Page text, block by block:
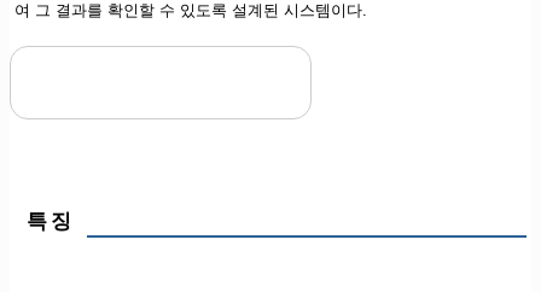
여 그 결과를 확인할 수 있도록 설계된 시스템이다.
특징